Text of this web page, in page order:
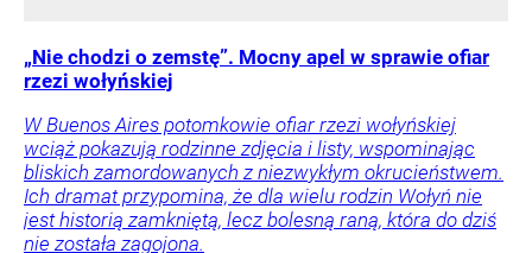
„Nie chodzi o zemstę”. Mocny apel w sprawie ofiar
rzezi wołyńskiej
W Buenos Aires potomkowie ofiar rzezi wołyńskiej
wciąż pokazują rodzinne zdjęcia i listy, wspominając
bliskich zamordowanych z niezwykłym okrucieństwem.
Ich dramat przypomina, że dla wielu rodzin Wołyń nie
jest historią zamkniętą, lecz bolesną raną, która do dziś
nie została zagojona.